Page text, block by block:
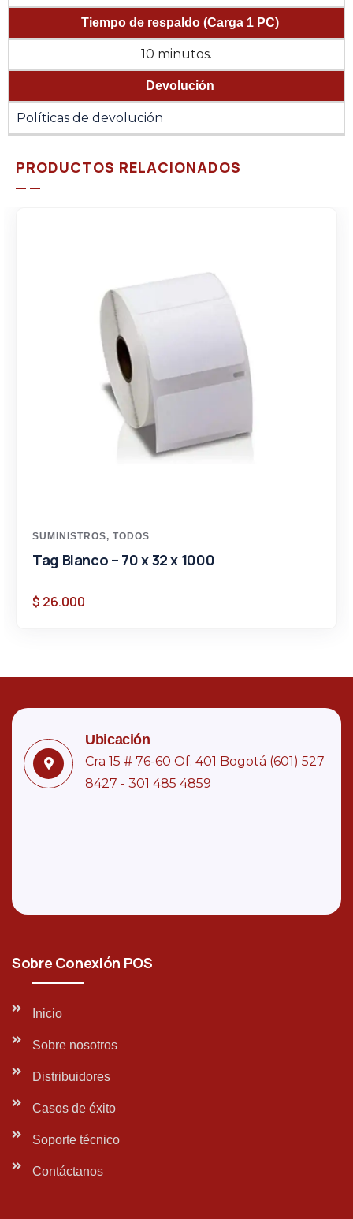
Tiempo de respaldo (Carga 1 PC)
10 minutos.
Devolución
Políticas de devolución
PRODUCTOS RELACIONADOS
SUMINISTROS, TODOS
Tag Blanco – 70 x 32 x 1000
$ 26.000
Ubicación
Cra 15 # 76-60 Of. 401 Bogotá (601) 527
8427 - 301 485 4859
Sobre Conexión POS
Inicio
Sobre nosotros
Distribuidores
Casos de éxito
Soporte técnico
Contáctanos